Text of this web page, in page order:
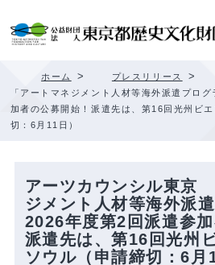
プ
ホーム > プレスリリース >
「アートマネジメント人材等海外派遣プロ
加者の公募開始！派遣先は、第16回光州ビ
切：6月11日）
アーツカウンシル東京
ジメント人材等海外派
2026年度第2回派遣参加
派遣先は、第16回光州
ソウル（申請締切：6月